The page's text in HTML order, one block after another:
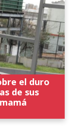
el duro
de sus